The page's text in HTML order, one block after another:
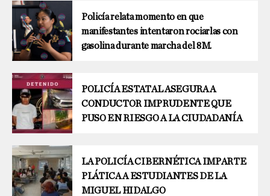
Policía relata momento en que
manifestantes intentaron rociarlas con
gasolina durante marcha del 8M.
POLICÍA ESTATAL ASEGURA A
CONDUCTOR IMPRUDENTE QUE
PUSO EN RIESGO A LA CIUDADANÍA
LA POLICÍA CIBERNÉTICA IMPARTE
PLÁTICA A ESTUDIANTES DE LA
MIGUEL HIDALGO